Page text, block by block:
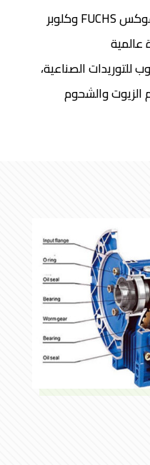
موزع معتمد لزيوت وشحوم فوكس FUCHS وكلوبر
الصناعية،
والشحوم